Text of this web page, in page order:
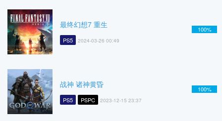
最终幻想7 重生
PS5 2024-03-26 00:49
100%
战神 诸神黄昏
PS5 PSPC 2023-12-15 23:37
100%